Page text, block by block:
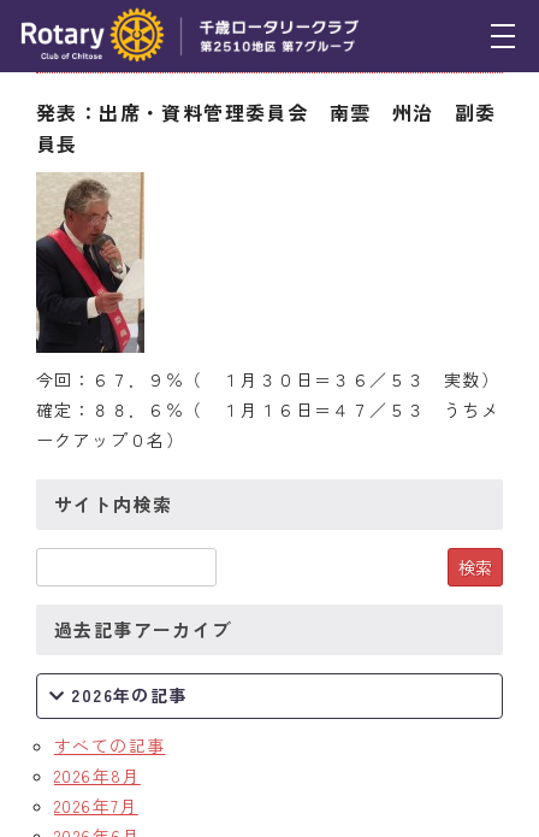
トピックス
例会報告
活動報告
理事会報告
スケジュール
年間プログラム
木曜会
クラブの歴史
歴代会長・幹事
記念誌
案内
例会場・事務局の案内
1月30日（木） 出席率
発表：出席・資料管理委員会 南雲 州治 副委
員長
今回：６７．９％（ １月３０日＝３６／５３ 実数）
確定：８８．６％（ １月１６日＝４７／５３ うちメ
ークアップ０名）
サイト内検索
過去記事アーカイブ
2026年の記事
すべての記事
2026年8月
2026年7月